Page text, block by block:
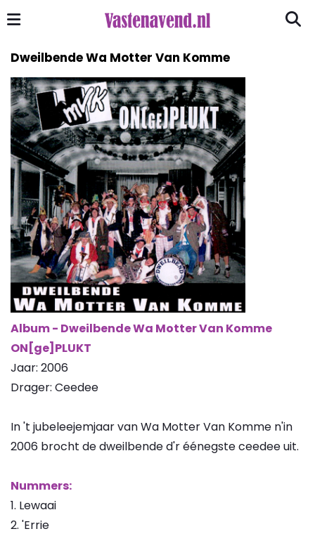
Dweilbende Wa Motter Van Komme
Album - Dweilbende Wa Motter Van Komme
ON[ge]PLUKT
Jaar: 2006
Drager: Ceedee
In 't jubeleejemjaar van Wa Motter Van Komme n'in
2006 brocht de dweilbende d'r éénegste ceedee uit.
Nummers:
1. Lewaai
2. 'Errie